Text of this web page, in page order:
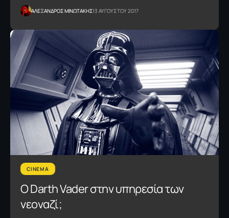
ΑΛΕΞΑΝΔΡΟΣ ΜΙΝΩΤΑΚΗΣ13 ΑΥΓΟΥΣΤΟΥ 2017
CINEMA
Ο Darth Vader στην υπηρεσία των
νεοναζί;